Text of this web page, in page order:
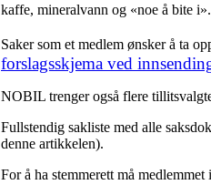
kaffe, mineralvann og «noe å bite
Saker som et medlem ønsker å ta
forslagsskjema ved
NOBIL trenger også flere
Fullstendig sakliste med alle
denne artikkelen).
For å ha stemmerett må